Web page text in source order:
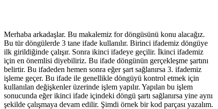
Merhaba arkadaşlar. Bu makalemiz for döngüsünü konu alacağız.
Bu tür döngülerde 3 tane ifade kullanılır. Birinci ifademiz döngüye
ilk girildiğinde çalışır. Sonra ikinci ifadeye geçilir. İkinci ifademiz
için en önemlisi diyebiliriz. Bu ifade döngünün gerçekleşme şartını
belirtir. Bu ifadeden hemen sonra eğer şart sağlanırsa 3. ifademiz
işleme geçer. Bu ifade ile genellikle döngüyü kontrol etmek için
kullanılan değişkenler üzerinde işlem yapılır. Yapılan bu işlem
sonucunda eğer ikinci ifade içindeki döngü şartı sağlanırsa yine aynı
şekilde çalışmaya devam edilir. Şimdi örnek bir kod parçası yazalım.